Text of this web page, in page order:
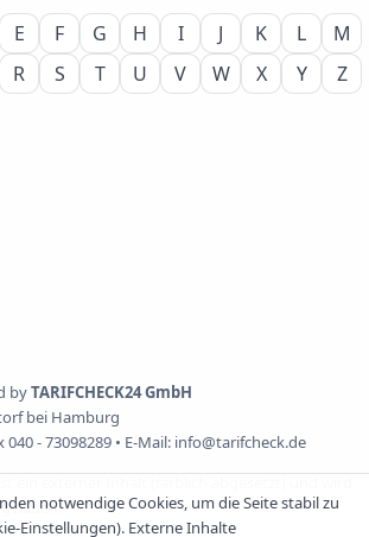
E F G H I J K L
M
R S T U V W X Y
Z
byTARIFCHECK24 GmbH
bei Hamburg
040 - 73098289 • E-Mail: info@tarifcheck.de
notwendige Cookies, um die Seite stabil zu
Einstellungen). Externe Inhalte